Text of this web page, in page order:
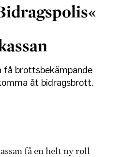
få brottsbekämpande
åt bidragsbrott.
få en helt ny roll